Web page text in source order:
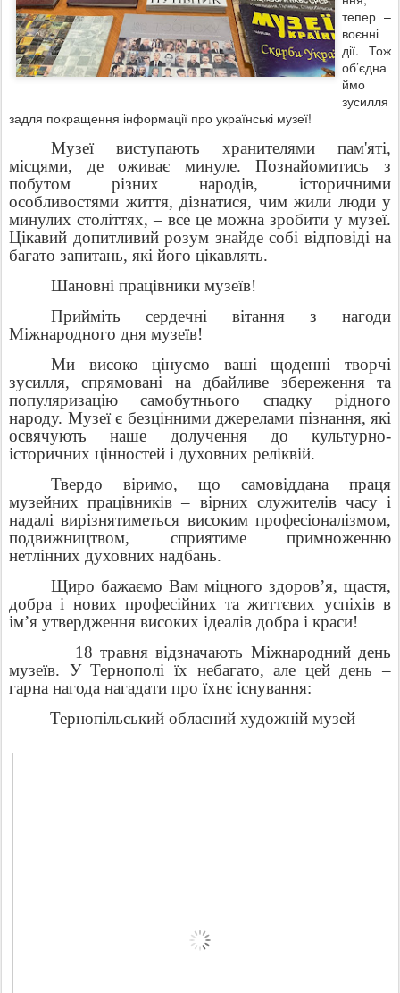
тепер –
воєнні
дії. Тож
об’єдна
ймо
зусилля
задля покращення інформації про українські музеї!
Музеї виступають хранителями пам'яті,
місцями, де оживає минуле. Познайомитись з
побутом різних народів, історичними
особливостями життя, дізнатися, чим жили люди у
минулих століттях, – все це можна зробити у музеї.
Цікавий допитливий розум знайде собі відповіді на
багато запитань, які його цікавлять.
Шановні працівники музеїв!
Прийміть сердечні вітання з нагоди
Міжнародного дня музеїв!
Ми високо цінуємо ваші щоденні творчі
зусилля, спрямовані на дбайливе збереження та
популяризацію самобутнього спадку рідного
народу. Музеї є безцінними джерелами пізнання, які
освячують наше долучення до культурно-
історичних цінностей і духовних реліквій.
Твердо віримо, що самовіддана праця
музейних працівників – вірних служителів часу і
надалі вирізнятиметься високим професіоналізмом,
подвижництвом, сприятиме примноженню
нетлінних духовних надбань.
Щиро бажаємо Вам міцного здоров’я, щастя,
добра і нових професійних та життєвих успіхів в
ім’я утвердження високих ідеалів добра і краси!
18 травня відзначають Міжнародний день
музеїв. У Тернополі їх небагато, але цей день –
гарна нагода нагадати про їхнє існування:
Тернопільський обласний художній музей